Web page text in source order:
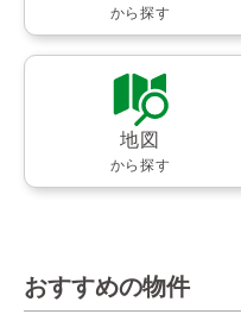
から探す
地図
から探す
おすすめの物件